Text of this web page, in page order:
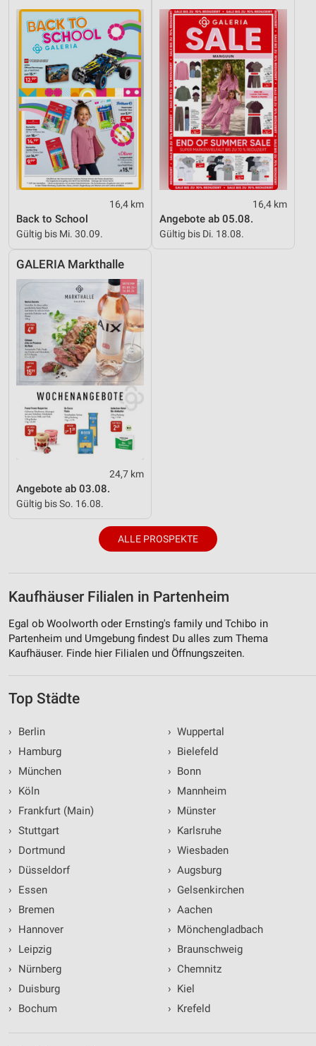
16,4 km
Back to School
Gültig bis Mi. 30.09.
16,4 km
Angebote ab 05.08.
Gültig bis Di. 18.08.
GALERIA Markthalle
24,7 km
Angebote ab 03.08.
Gültig bis So. 16.08.
ALLE PROSPEKTE
Kaufhäuser Filialen in Partenheim
Egal ob Woolworth oder Ernsting's family und Tchibo in
Partenheim und Umgebung findest Du alles zum Thema
Kaufhäuser. Finde hier Filialen und Öffnungszeiten.
Top Städte
›
Berlin
›
Hamburg
›
München
›
Köln
›
Frankfurt (Main)
› Stuttgart
›
Dortmund
›
Düsseldorf
›
Essen
›
Bremen
›
Hannover
›
Leipzig
›
Nürnberg
›
Duisburg
›
Bochum
› Wuppertal
› Bielefeld
› Bonn
› Mannheim
› Münster
› Karlsruhe
› Wiesbaden
› Augsburg
› Gelsenkirchen
› Aachen
› Mönchengladbach
› Braunschweig
› Chemnitz
› Kiel
› Krefeld